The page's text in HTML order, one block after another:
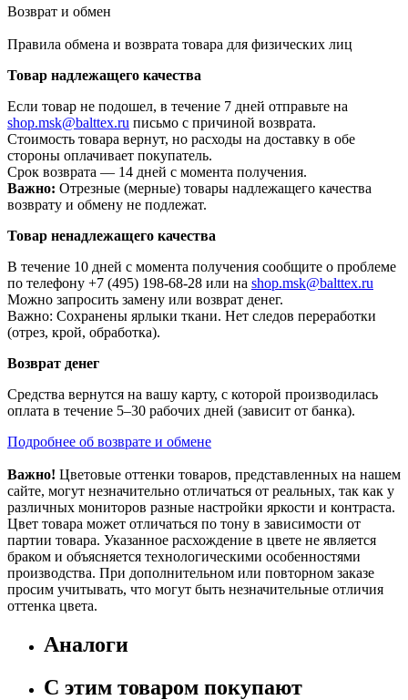
Возврат и обмен
Правила обмена и возврата товара для физических лиц
Товар надлежащего качества
Если товар не подошел, в течение 7 дней отправьте на
shop.msk@balttex.ru письмо с причиной возврата.
Стоимость товара вернут, но расходы на доставку в обе
стороны оплачивает покупатель.
Срок возврата — 14 дней с момента получения.
Важно: Отрезные (мерные) товары надлежащего качества
возврату и обмену не подлежат.
Товар ненадлежащего качества
В течение 10 дней с момента получения сообщите о проблеме
по телефону +7 (495) 198-68-28 или на shop.msk@balttex.ru
Можно запросить замену или возврат денег.
Важно: Сохранены ярлыки ткани. Нет следов переработки
(отрез, крой, обработка).
Возврат денег
Средства вернутся на вашу карту, с которой производилась
оплата в течение 5–30 рабочих дней (зависит от банка).
Подробнее об возврате и обмене
Важно! Цветовые оттенки товаров, представленных на нашем
сайте, могут незначительно отличаться от реальных, так как у
различных мониторов разные настройки яркости и контраста.
Цвет товара может отличаться по тону в зависимости от
партии товара. Указанное расхождение в цвете не является
браком и объясняется технологическими особенностями
производства. При дополнительном или повторном заказе
просим учитывать, что могут быть незначительные отличия
оттенка цвета.
Аналоги
С этим товаром покупают